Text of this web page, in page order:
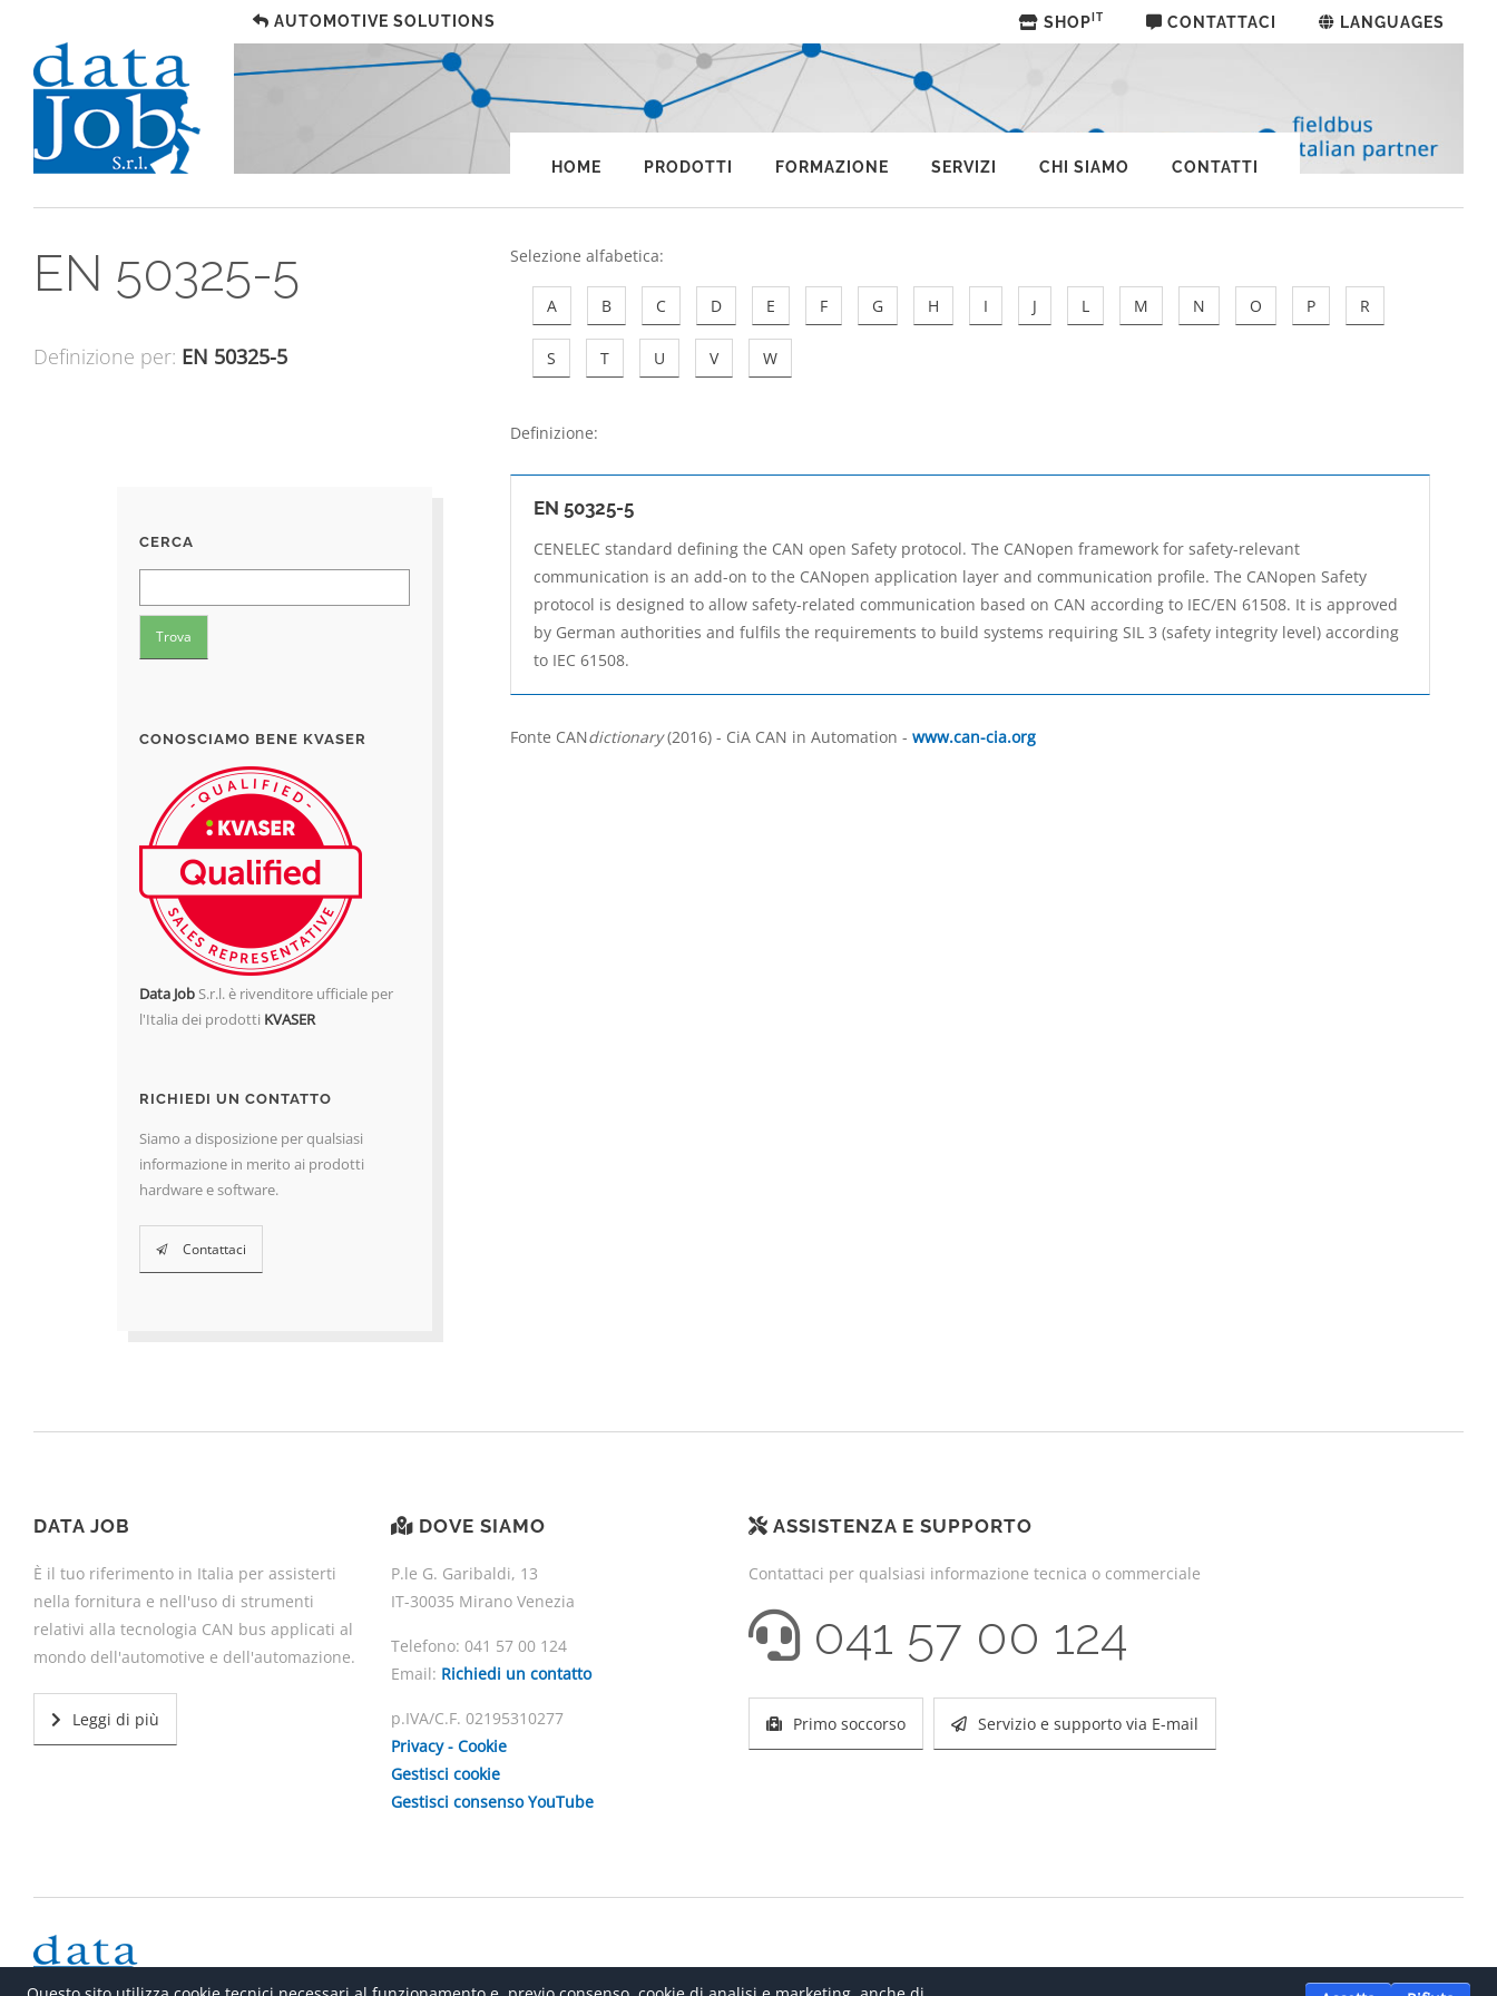
AUTOMOTIVE SOLUTIONS SHOP IT CONTATTACI LANGUAGES
HOME PRODOTTI FORMAZIONE SERVIZI CHI SIAMO CONTATTI
EN 50325-5
Definizione per: EN 50325-5
Selezione alfabetica:
A B C D E F G H I J L M N O P R
S T U V W
Definizione:
EN 50325-5
CENELEC standard defining the CAN­ open Safety protocol. The CANopen framework for safety-relevant
communication is an add-on to the CANopen application layer and communication profile. The CANopen Safety
protocol is designed to allow safety-related communication based on CAN according to IEC/EN 61508. It is approved
by German authorities and fulfils the requirements to build systems requiring SIL 3 (safety integrity level) according
to IEC 61508.
Fonte CANdictionary(2016) - CiA CAN in Automation - www.can-cia.org
CERCA
CONOSCIAMO BENE KVASER
Data JobS.r.l. è rivenditore ufficiale per
l'Italia dei prodotti KVASER
RICHIEDI UN CONTATTO
Siamo a disposizione per qualsiasi
informazione in merito ai prodotti
hardware e software.
Contattaci
DATA JOB
È il tuo riferimento in Italia per assisterti
nella fornitura e nell'uso di strumenti
relativi alla tecnologia CAN bus applicati al
mondo dell'automotive e dell'automazione.
Leggi di più
DOVE SIAMO
P.le G. Garibaldi, 13
IT-30035 Mirano Venezia
Telefono: 041 57 00 124
Email: Richiedi un contatto
p.IVA/C.F. 02195310277
Privacy - Cookie
Gestisci cookie
Gestisci consenso YouTube
ASSISTENZA E SUPPORTO
Contattaci per qualsiasi informazione tecnica o commerciale
041 57 00 124
Primo soccorso Servizio e supporto via E-mail